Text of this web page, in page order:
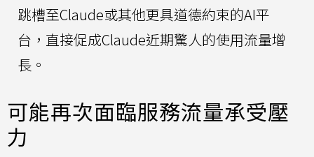
跳槽至Claude或其他更具道德約束的AI平
台，直接促成Claude近期驚人的使用流量增
長。
可能再次面臨服務流量承受壓
力